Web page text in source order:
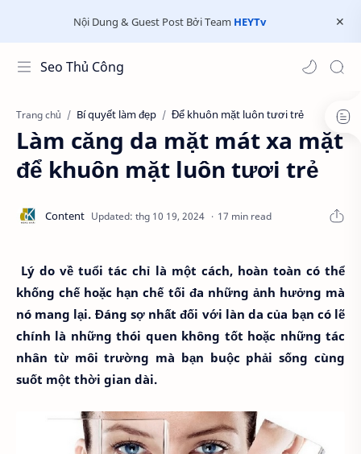
Nội Dung & Guest Post Bởi Team HEYTv
Seo Thủ Công
Trang chủ Bí quyết làm đẹp Để khuôn mặt luôn tươi trẻ
Làm căng da mặt mát xa mặt
để khuôn mặt luôn tươi trẻ
17 min read
Lý do về tuổi tác chỉ là một cách, hoàn toàn có thể
khống chế hoặc hạn chế tối đa những ảnh hưởng mà
nó mang lại. Đáng sợ nhất đối với làn da của bạn có lẽ
chính là những thói quen không tốt hoặc những tác
nhân từ môi trường mà bạn buộc phải sống cùng
suốt một thời gian dài.